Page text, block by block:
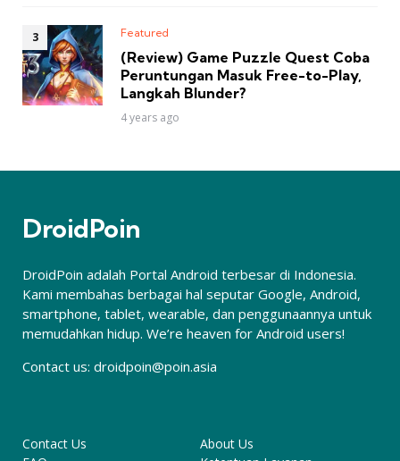
Featured
(Review) Game Puzzle Quest Coba
Peruntungan Masuk Free-to-Play,
Langkah Blunder?
4 years ago
DroidPoin
DroidPoin adalah Portal Android terbesar di Indonesia.
Kami membahas berbagai hal seputar Google, Android,
smartphone, tablet, wearable, dan penggunaannya untuk
memudahkan hidup. We’re heaven for Android users!
Contact us: droidpoin@poin.asia
Contact Us
About Us